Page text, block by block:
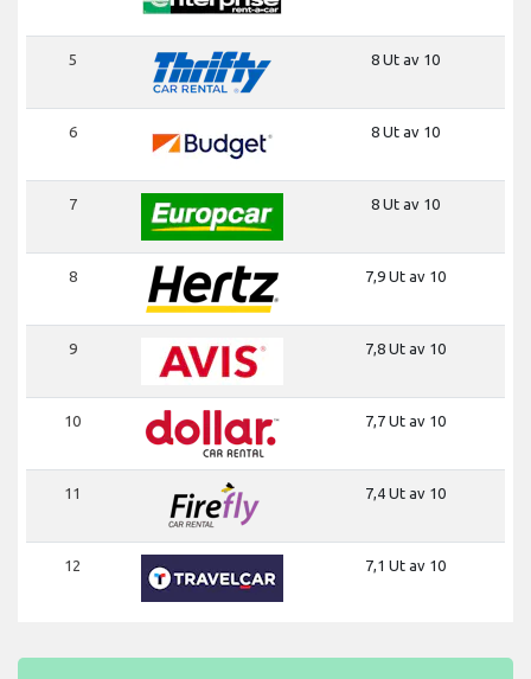
5 8 Ut av 10
6 8 Ut av 10
7 8 Ut av 10
8 7,9 Ut av 10
9 7,8 Ut av 10
10 7,7 Ut av 10
11 7,4 Ut av 10
12 7,1 Ut av 10